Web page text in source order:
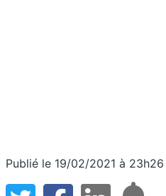
Publié le 19/02/2021 à 23h26